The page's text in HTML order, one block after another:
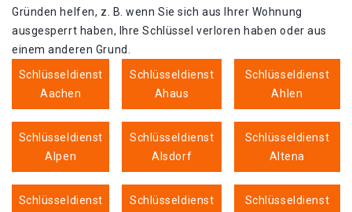
Gründen helfen, z. B. wenn Sie sich aus Ihrer Wohnung
ausgesperrt haben, Ihre Schlüssel verloren haben oder aus
einem anderen Grund.
Schlüsseldienst
Aachen
Schlüsseldienst
Ahaus
Schlüsseldienst
Ahlen
Schlüsseldienst
Alpen
Schlüsseldienst
Alsdorf
Schlüsseldienst
Altena
Schlüsseldienst
Schlüsseldienst
Schlüsseldienst